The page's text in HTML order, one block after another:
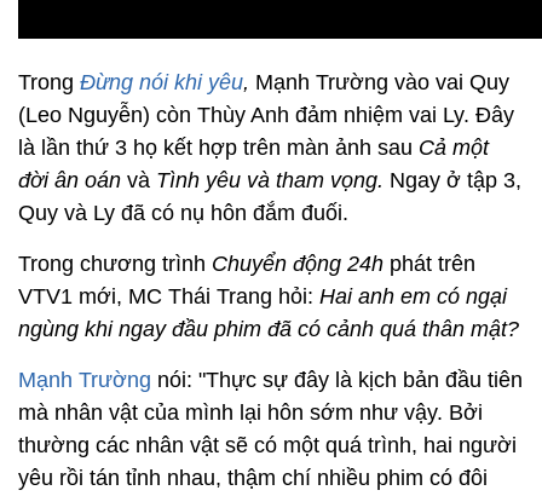
Trong Đừng nói khi yêu, Mạnh Trường vào vai Quy
(Leo Nguyễn) còn Thùy Anh đảm nhiệm vai Ly. Đây
là lần thứ 3 họ kết hợp trên màn ảnh sau Cả một
đời ân oán và Tình yêu và tham vọng. Ngay ở tập 3,
Quy và Ly đã có nụ hôn đắm đuối.
Trong chương trình Chuyển động 24h phát trên
VTV1 mới, MC Thái Trang hỏi: Hai anh em có ngại
ngùng khi ngay đầu phim đã có cảnh quá thân mật?
Mạnh Trường nói: "Thực sự đây là kịch bản đầu tiên
mà nhân vật của mình lại hôn sớm như vậy. Bởi
thường các nhân vật sẽ có một quá trình, hai người
yêu rồi tán tỉnh nhau, thậm chí nhiều phim có đôi